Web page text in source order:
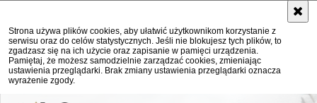
Strona używa plików cookies, aby ułatwić użytkownikom korzystanie z
serwisu oraz do celów statystycznych. Jeśli nie blokujesz tych plików, to
zgadzasz się na ich użycie oraz zapisanie w pamięci urządzenia.
Pamiętaj, że możesz samodzielnie zarządzać cookies, zmieniając
ustawienia przeglądarki. Brak zmiany ustawienia przeglądarki oznacza
wyrażenie zgody.